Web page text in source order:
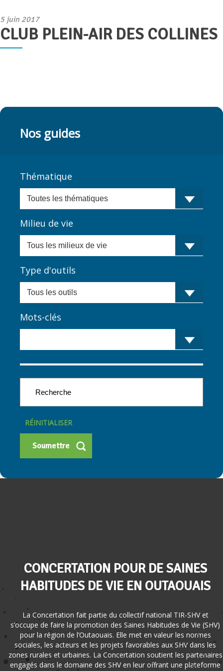
Publié
le
5 juin 2017
CLUB PLEIN-AIR DES COLLINES
Nos guides
Thématique
Milieu de vie
Type d'outils
Mots-clés
RÉINITIALISER
CONCERTATION POUR DE SAINES
HABITUDES DE VIE EN OUTAOUAIS
La Concertation fait partie du collectif national TIR-SHV et
s’occupe de faire la promotion des Saines Habitudes de Vie (SHV)
pour la région de l’Outaouais. Elle met en valeur les normes
sociales, les acteurs et les projets favorables aux SHV dans les
zones rurales et urbaines. La Concertation soutient les partenaires
engagés dans le domaine des SHV en leur offrant une plateforme